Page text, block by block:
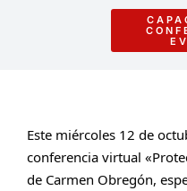
Este miércoles 12 de
conferencia virtual
de Carmen Obregón,